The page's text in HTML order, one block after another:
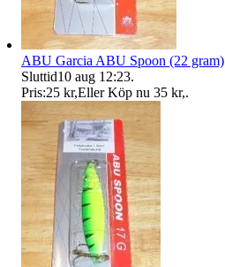
ABU Garcia ABU Spoon (22 gram)
Sluttid10 aug 12:23.
Pris:25 kr,Eller Köp nu 35 kr,.